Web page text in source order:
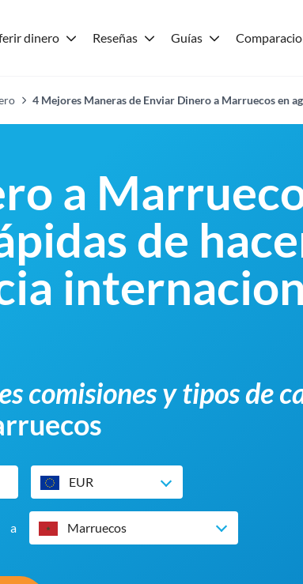
dinero Reseñas Guías
4 Mejores Maneras de Enviar Dinero a Marruecos en
a
de
comisiones y tipos de
EUR
a Marruecos